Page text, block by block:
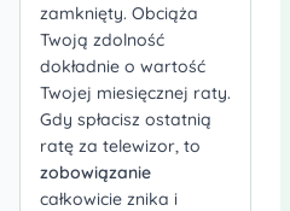
zamknięty. Obciąża
Twoją zdolność
dokładnie o wartość
Twojej miesięcznej raty.
Gdy spłacisz ostatnią
ratę za telewizor, to
zobowiązanie
całkowicie znika i